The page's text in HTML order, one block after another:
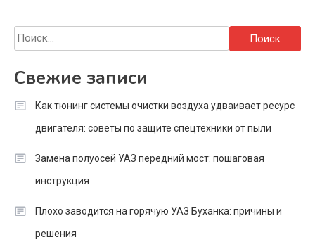
Найти:
Свежие записи
Как тюнинг системы очистки воздуха удваивает ресурс
двигателя: советы по защите спецтехники от пыли
Замена полуосей УАЗ передний мост: пошаговая
инструкция
Плохо заводится на горячую УАЗ Буханка: причины и
решения